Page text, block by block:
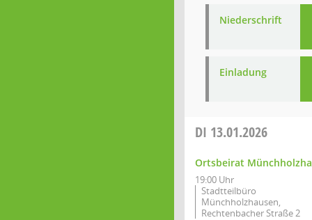
Niederschrift
Einladung
DI 13.01.2026
Ortsbeirat
19:00 Uhr
Stadtteilbüro
Münchholzhausen,
Rechtenbacher Straße 2